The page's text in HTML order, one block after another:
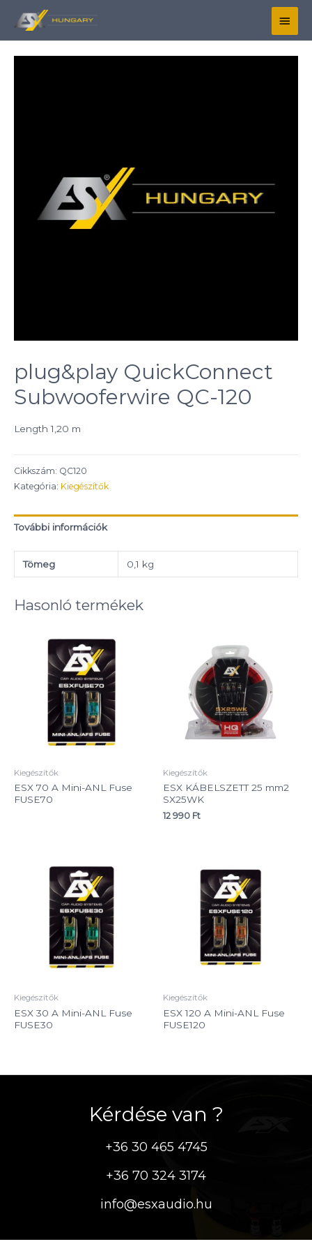
plug&play QuickConnect
Subwooferwire QC-120
Length 1,20 m
Cikkszám: QC120
Kategória: Kiegészítők
További információk
Tömeg 0,1 kg
Hasonló termékek
Kiegészítők
ESX 70 A Mini-ANL Fuse
FUSE70
Kiegészítők
ESX KÁBELSZETT 25 mm2
SX25WK
12 990 Ft
Kiegészítők
ESX 30 A Mini-ANL Fuse
FUSE30
Kiegészítők
ESX 120 A Mini-ANL Fuse
FUSE120
Kérdése van ?
+36 30 465 4745
+36 70 324 3174
info@esxaudio.hu